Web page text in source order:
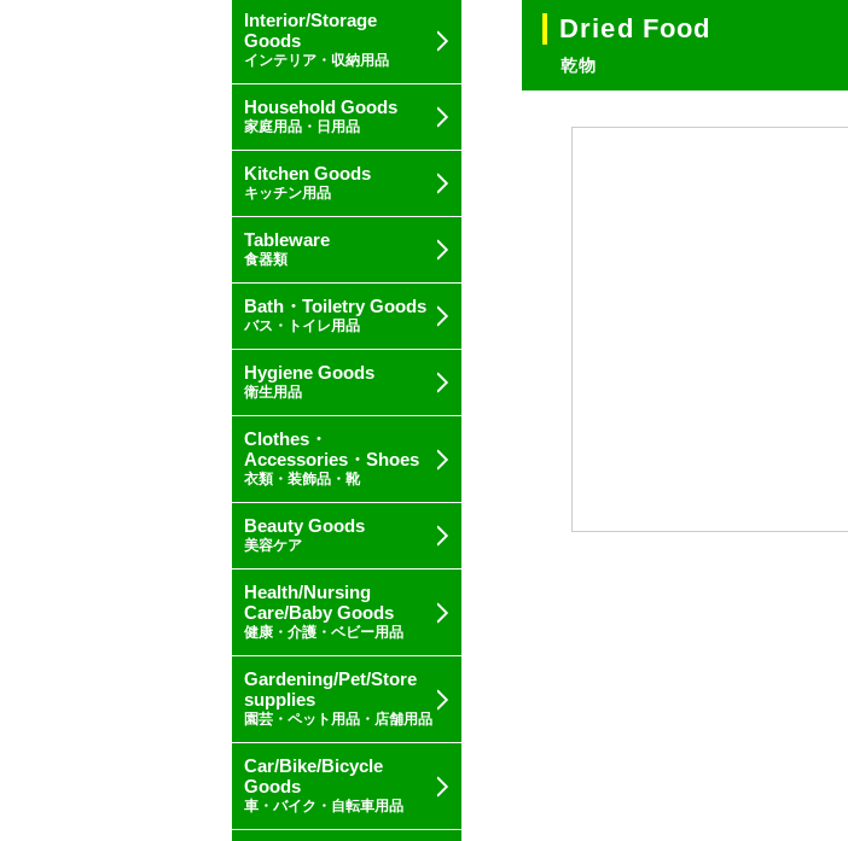
Interior/Storage
Goods
インテリア・収納用品
Household Goods
家庭用品・日用品
Kitchen Goods
キッチン用品
Tableware
食器類
Bath・Toiletry Goods
バス・トイレ用品
Hygiene Goods
衛生用品
Clothes・
Accessories・Shoes
衣類・装飾品・靴
Beauty Goods
美容ケア
Health/Nursing
Care/Baby Goods
健康・介護・ベビー用品
Gardening/Pet/Store
supplies
園芸・ペット用品・店舗用品
Car/Bike/Bicycle
Goods
車・バイク・自転車用品
Dried Food
乾物